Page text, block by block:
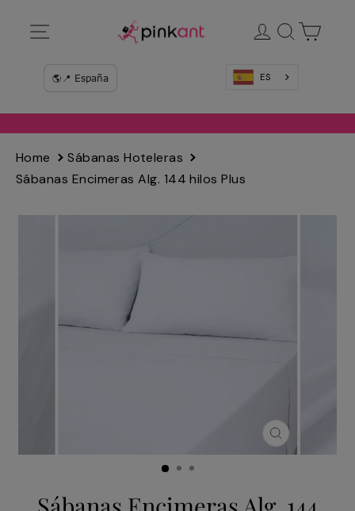
directamente
Ingresar
Buscar
ES
Home
Sábanas Hoteleras
Sábanas Encimeras Alg. 144 hilos Plus
CERRAR
(ESC)
Sábanas Encimeras Alg. 144